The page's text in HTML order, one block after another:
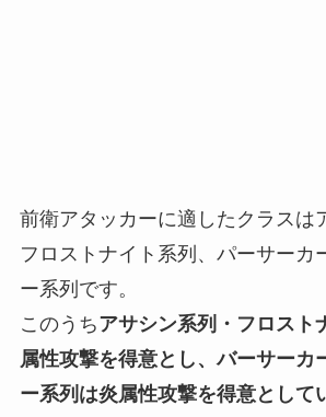
前衛アタッカーに適したクラスは
フロストナイト系列、パーサーカ
ー系列です。
このうちアサシン系列・フロスト
属性攻撃を得意とし、バーサーカ
ー系列は炎属性攻撃を得意として